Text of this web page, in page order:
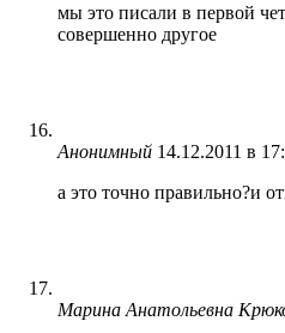
мы это писали в первой
совершенно другое
Анонимный 14.12.2011 в
а это точно правильно?и
Марина Анатольевна